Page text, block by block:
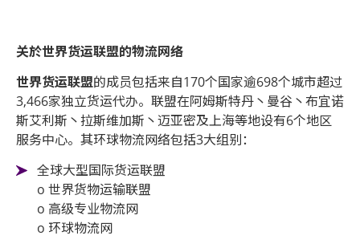
关於世界货运联盟的物流网络
世界货运联盟的成员包括来自170个国家逾698个城市超过
3,466家独立货运代办。联盟在阿姆斯特丹丶曼谷丶布宜诺
斯艾利斯丶拉斯维加斯丶迈亚密及上海等地设有6个地区
服务中心。其环球物流网络包括3大组别：
全球大型国际货运联盟
o 世界货物运输联盟
o 高级专业物流网
o 环球物流网